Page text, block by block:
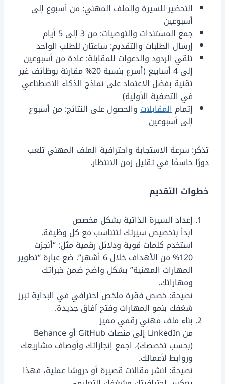
التحضير للسيرة والملف المهني: من أسبوع إلى
أسبوعين
جمع المستندات والتوصيات: من 3 إلى 5 أيام
إرسال الطلبات والتقديم: ساعتان للطلب الواحد
تلقي الردود والدعوات للمقابلة: عادة من أسبوعين
إلى 4 أسابيع (أسرع بنسبة 20% مقارنة بوظائف غير
تقنية بفضل الاعتماد على نماذج الذكاء الاصطناعي
في التصفية الأولية)
إتمامالمقابلاتوالحصول على النتائج: من أسبوع
إلى أسبوعين
تذكّر: سرعة الاستجابة واحترافية الملف المهني تلعب
دورًا حاسمًا في تقليل زمن الانتظار.
خطوات التقديم
إعداد السيرة الذاتية بشكل مخصص
ابدأ بتخصيص سيرتك لتتناسب مع كل وظيفة.
استخدم كلمات قوية ودلائل رقمية مثل: “أنجزت
120% من الأهداف خلال 6 أشهر”. ضع عبارة “تطوير
المهارات المهنية” بشكل واضح ضمن خبراتك
ومهاراتك.
نصيحة: خصص فقرة ملخص احترافي في البداية تبرز
شغفك بنمو المهارات وفتح آفاق جديدة.
بناء ملف مهني رقمي مميز
من LinkedIn إلى منصات GitHub أو Behance
(بحسب تخصصك)، اجمع إنجازاتك وأوصاف مشاريعك
وروابط لأعمالك.
نصيحة: انشر مقالات قصيرة أو دروسًا عملية، فهذا